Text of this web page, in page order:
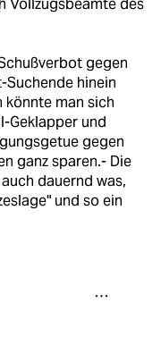
Vollzugsbeamte des
gegen
hinein
könnte man sich
Geklapper und
gegen
ganz sparen.- Die
dauernd was,
und so ein